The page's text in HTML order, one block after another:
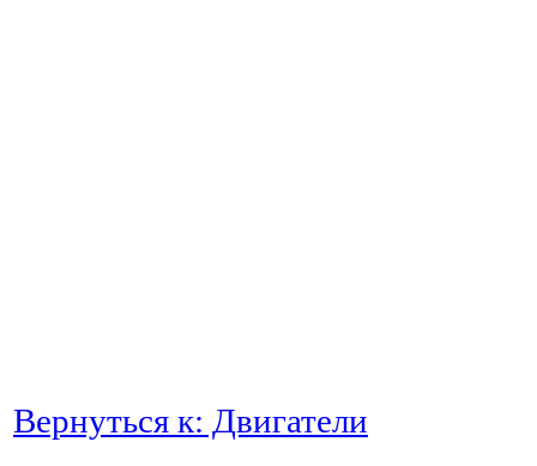
Вернуться к: Двигатели